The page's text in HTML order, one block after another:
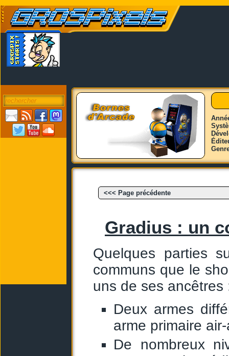
<<< Page précédente
Gradius : un
Quelques parties
communs que le
uns de ses ancêtres
Deux armes
arme primaire
De nombreux